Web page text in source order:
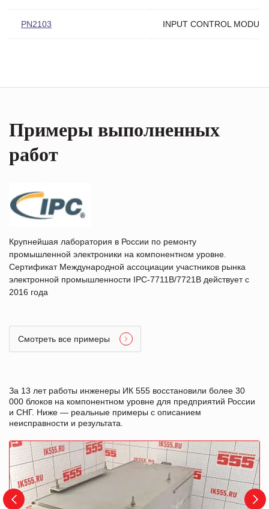
PN2103 INPUT CONTROL MODULE
Примеры выполненных
работ
Крупнейшая лаборатория в России по ремонту
промышленной электроники на компонентном уровне.
Сертификат Международной ассоциации участников рынка
электронной промышленности IPC-7711B/7721B действует с
2016 года
Смотреть все примеры
За 13 лет работы инженеры ИК 555 восстановили более 30
000 блоков на компонентном уровне для предприятий России
и СНГ. Ниже — реальные примеры с описанием
неисправности и результата.